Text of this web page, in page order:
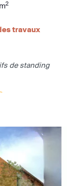
2
travaux
de standing